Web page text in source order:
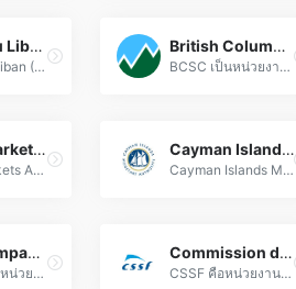
Banque du Liban (BDL)
Banque du Liban (BDL) เป็นองค์กรควบคุมกฎระเบียบฟอเร็กซ์ชั้นนำ มุ่งเสริมสร้างความมั่นคงทางการเงินและปกป้องสิทธิ์ผู้ลงทุนอย่างมีมาตรฐานสากล
British Columbia Securities Commission (BCSC)
BCSC เป็นหน่วยงานกำกับดูแลหลักทรัพย์และอนุพันธ์ในรัฐบริติชโคลัมเบีย รวมถึงตลาด Forex เพื่อสร้างมาตรฐานความโปร่งใสและปกป้องสิทธินักลงทุนอย่างถูกกฎหมาย
Capital Markets Authority (CMA)
Capital Markets Authority (CMA) คือ องค์กรกำกับดูแลตลาด Forex อย่างเป็นทางการ กำหนดมาตรฐานการปฏิบัติงาน ปกป้องผลประโยชน์นักลงทุน และสร้างความมั่นใจในความโปร่งใสของตลาดการเงิน
Cayman Islands Monetary Authority (CIMA)
Cayman Islands Monetary Authority (CIMA) หน่วยงานกำกับดูแลตลาดฟอเร็กซ์ระดับสากล มุ่งรักษามาตรฐานการเงินที่โปร่งใสและเสถียรภาพทางการเงินอย่างเคร่งครัด
Italian Companies and Exchange Commission (CONSOB)
CONSOB คือหน่วยงานกำกับดูแลตลาดฟอเร็กซ์ของอิตาลี ควบคุมมาตรฐานการปฏิบัติงานและปกป้องนักลงทุนผ่านกฎระเบียบที่โปร่งใส มุ่งเน้นความมั่นคงทางการเงิน
Commission de Surveillance du Secteur Financier (CSSF)
CSSF คือหน่วยงานกำกับด้านการเงินลักเซมเบิร์กที่ควบคุมตลาดฟอเร็กซ์อย่างเคร่งครัด เพื่อสร้างมาตรฐานความปลอดภัยและความน่าเชื่อถือให้ระบบการเงินสากล